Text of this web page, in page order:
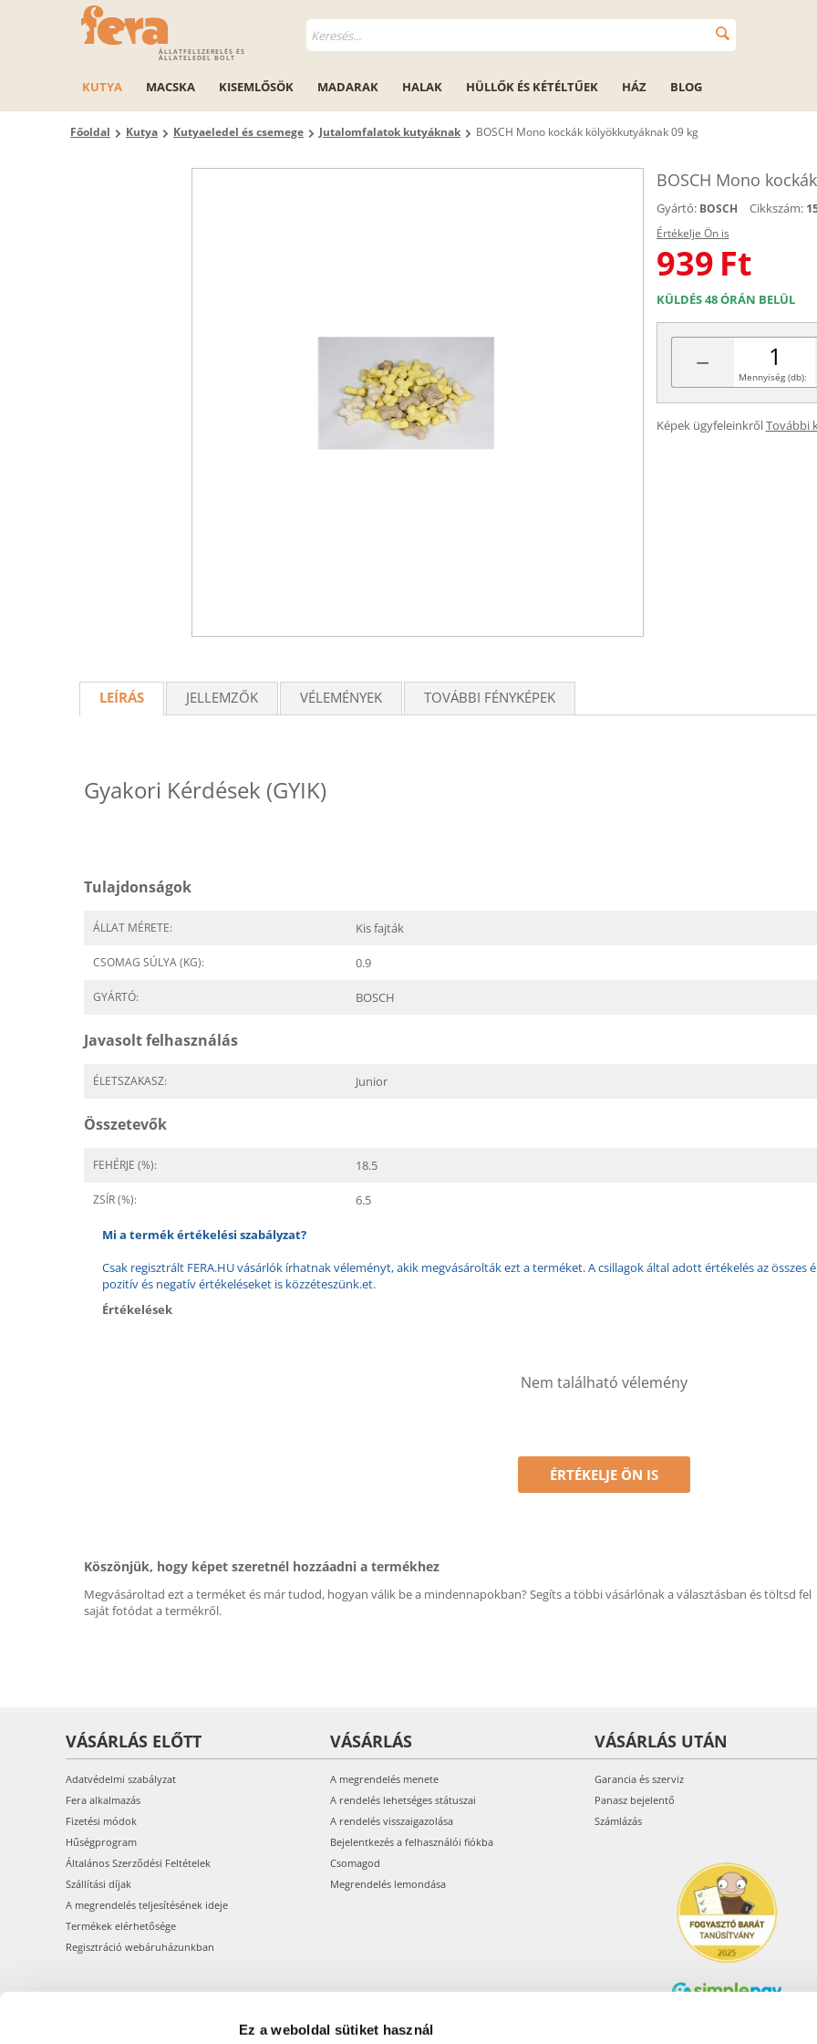
Ez a weboldal sütiket használ
ÁLLATFELSZERELÉS ÉS
ÁLLATELEDEL BOLT
KUTYA MACSKA KISEMLŐSÖK MADARAK HALAK HÜLLŐK ÉS KÉTÉLTŰEK HÁZ BLOG
Főoldal Kutya Kutyaeledel és csemege Jutalomfalatok kutyáknak BOSCH Mono kockák kölyökkutyáknak 09 kg
BOSCH Mono
Gyártó: BOSCH Cikkszám:
Értékelje Ön is
939 Ft
KÜLDÉS 48 ÓRÁN BELÜL
− Mennyiség (db):
Képek ügyfeleinkrőlTovábbi
LEÍRÁS JELLEMZŐK VÉLEMÉNYEK TOVÁBBI FÉNYKÉPEK
Gyakori Kérdések (GYIK)
Tulajdonságok
ÁLLAT MÉRETE: Kis fajták
CSOMAG SÚLYA (KG): 0.9
GYÁRTÓ: BOSCH
Javasolt felhasználás
ÉLETSZAKASZ: Junior
Összetevők
FEHÉRJE (%): 18.5
ZSÍR (%): 6.5
Mi a termék értékelési szabályzat?
Csak regisztrált FERA.HU vásárlók írhatnak véleményt, akik megvásárolták ezt a terméket. A csillagok által adott értékelés az összes
pozitív és negatív értékeléseket is közzéteszünk.et.
Értékelések
Nem található vélemény
ÉRTÉKELJE ÖN IS
Köszönjük, hogy képet szeretnél hozzáadni a termékhez
Megvásároltad ezt a terméket és már tudod, hogyan válik be a mindennapokban? Segíts a többi vásárlónak a választásban és töltsd fel
saját fotódat a termékről.
VÁSÁRLÁS ELŐTT
Adatvédelmi szabályzat
Fera alkalmazás
Fizetési módok
Hűségprogram
Általános Szerződési Feltételek
Szállítási díjak
A megrendelés teljesítésének ideje
Termékek elérhetősége
Regisztráció webáruházunkban
VÁSÁRLÁS
A megrendelés menete
A rendelés lehetséges státuszai
A rendelés visszaigazolása
Bejelentkezés a felhasználói fiókba
Csomagod
Megrendelés lemondása
VÁSÁRLÁS UTÁN
Garancia és szerviz
Panasz bejelentő
Számlázás